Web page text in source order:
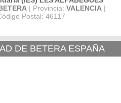
| Provincia: VALENCIA |
Postal: 46117
DE BETERA ESPAÑA